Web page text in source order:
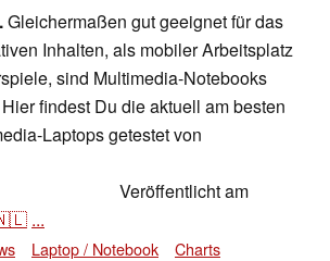
Gleichermaßen gut geeignet für das
Inhalten, als mobiler Arbeitsplatz
sind Multimedia-Notebooks
findest Du die aktuell am besten
Laptops getestet von
Veröffentlicht am
...
Laptop / Notebook Charts